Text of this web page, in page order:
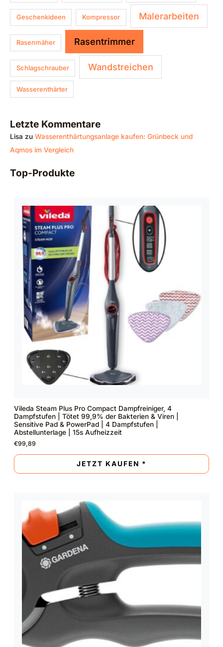
Geschenkideen Kompressor Malerarbeiten
Rasenmäher Rasentrimmer
Schlagschrauber Wandstreichen
Wasserenthärter
Letzte Kommentare
Lisa zu Wasserenthärtungsanlage kaufen: Grünbeck und
Aqmos im Vergleich
Top-Produkte
Vileda Steam Plus Pro Compact Dampfreiniger, 4
Dampfstufen | Tötet 99,9% der Bakterien & Viren |
Sensitive Pad & PowerPad | 4 Dampfstufen |
Abstellunterlage | 15s Aufheizzeit
€99,89
JETZT KAUFEN *